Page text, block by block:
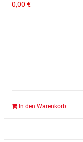
0,00 €
In den Warenkorb